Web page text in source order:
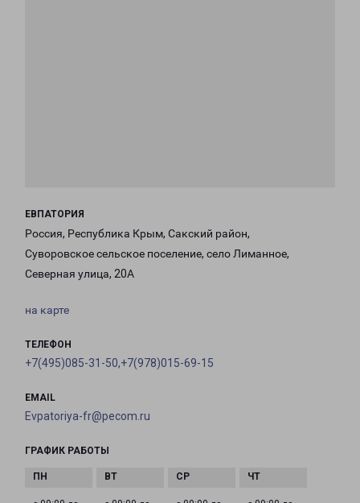
ЕВПАТОРИЯ
Россия, Республика Крым, Сакский район,
Суворовское сельское поселение, село Лиманное,
Северная улица, 20А
на карте
ТЕЛЕФОН
+7(495)085-31-50,+7(978)015-69-15
EMAIL
Evpatoriya-fr@pecom.ru
ГРАФИК РАБОТЫ